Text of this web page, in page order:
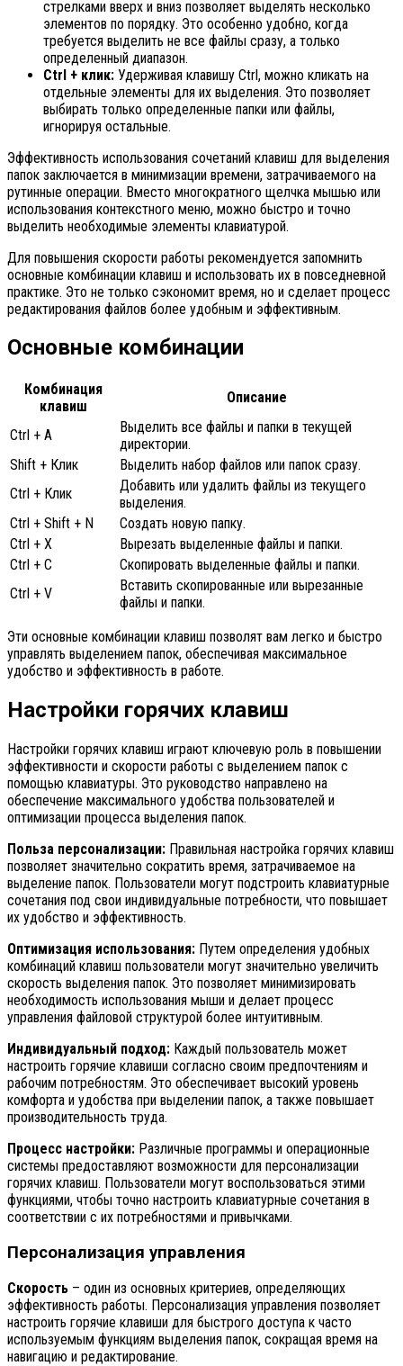
стрелками вверх и вниз позволяет выделять несколько
элементов по порядку. Это особенно удобно, когда
требуется выделить не все файлы сразу, а только
определенный диапазон.
Ctrl + клик: Удерживая клавишу Ctrl, можно кликать на
отдельные элементы для их выделения. Это позволяет
выбирать только определенные папки или файлы,
игнорируя остальные.
Эффективность использования сочетаний клавиш для выделения
папок заключается в минимизации времени, затрачиваемого на
рутинные операции. Вместо многократного щелчка мышью или
использования контекстного меню, можно быстро и точно
выделить необходимые элементы клавиатурой.
Для повышения скорости работы рекомендуется запомнить
основные комбинации клавиш и использовать их в повседневной
практике. Это не только сэкономит время, но и сделает процесс
редактирования файлов более удобным и эффективным.
Основные комбинации
Комбинация
клавиш
Описание
Ctrl + A
Выделить все файлы и папки в текущей
директории.
Shift + Клик
Выделить набор файлов или папок сразу.
Ctrl + Клик
Добавить или удалить файлы из текущего
выделения.
Ctrl + Shift + N
Создать новую папку.
Ctrl + X
Вырезать выделенные файлы и папки.
Ctrl + C
Скопировать выделенные файлы и папки.
Ctrl + V
Вставить скопированные или вырезанные
файлы и папки.
Эти основные комбинации клавиш позволят вам легко и быстро
управлять выделением папок, обеспечивая максимальное
удобство и эффективность в работе.
Настройки горячих клавиш
Настройки горячих клавиш играют ключевую роль в повышении
эффективности и скорости работы с выделением папок с
помощью клавиатуры. Это руководство направлено на
обеспечение максимального удобства пользователей и
оптимизации процесса выделения папок.
Польза персонализации: Правильная настройка горячих клавиш
позволяет значительно сократить время, затрачиваемое на
выделение папок. Пользователи могут подстроить клавиатурные
сочетания под свои индивидуальные потребности, что повышает
их удобство и эффективность.
Оптимизация использования: Путем определения удобных
комбинаций клавиш пользователи могут значительно увеличить
скорость выделения папок. Это позволяет минимизировать
необходимость использования мыши и делает процесс
управления файловой структурой более интуитивным.
Индивидуальный подход: Каждый пользователь может
настроить горячие клавиши согласно своим предпочтениям и
рабочим потребностям. Это обеспечивает высокий уровень
комфорта и удобства при выделении папок, а также повышает
производительность труда.
Процесс настройки: Различные программы и операционные
системы предоставляют возможности для персонализации
горячих клавиш. Пользователи могут воспользоваться этими
функциями, чтобы точно настроить клавиатурные сочетания в
соответствии с их потребностями и привычками.
Персонализация управления
Скорость – один из основных критериев, определяющих
эффективность работы. Персонализация управления позволяет
настроить горячие клавиши для быстрого доступа к часто
используемым функциям выделения папок, сокращая время на
навигацию и редактирование.